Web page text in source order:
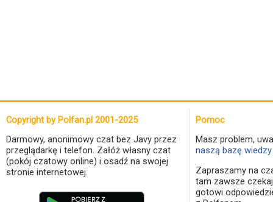
Copyright by Polfan.pl 2001-2025
Darmowy, anonimowy czat bez Javy przez
przeglądarkę i telefon. Załóż własny czat
(pokój czatowy online) i osadź na swojej
stronie internetowej.
Pomoc
Masz problem,
naszą bazę
Zapraszamy na
tam zawsze
gotowi